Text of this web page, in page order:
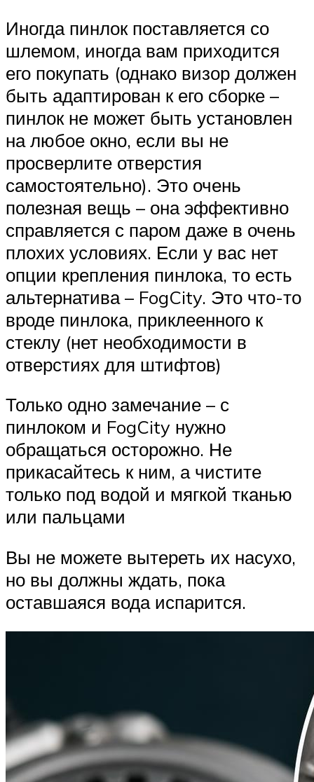
Иногда пинлок поставляется со
шлемом, иногда вам приходится
его покупать (однако визор должен
быть адаптирован к его сборке –
пинлок не может быть установлен
на любое окно, если вы не
просверлите отверстия
самостоятельно). Это очень
полезная вещь – она ​​эффективно
справляется с паром даже в очень
плохих условиях. Если у вас нет
опции крепления пинлока, то есть
альтернатива – FogCity. Это что-то
вроде пинлока, приклеенного к
стеклу (нет необходимости в
отверстиях для штифтов)
Только одно замечание – с
пинлоком и FogCity нужно
обращаться осторожно. Не
прикасайтесь к ним, а чистите
только под водой и мягкой тканью
или пальцами
Вы не можете вытереть их насухо,
но вы должны ждать, пока
оставшаяся вода испарится.